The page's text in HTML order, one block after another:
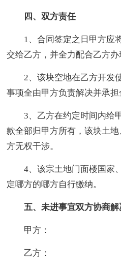
四、双方责任
1、合同签定之日甲方应
交给乙方，并全力配合乙方办
2、该块空地在乙方开发
事项全由甲方负责解决并承担
3、乙方在约定时间内给
款全部归甲方所有，该块土
方无权干涉。
4、该宗土地门面楼国家
定哪方的哪方自行缴纳。
五、未进事宜双方协商解
甲方：
乙方：